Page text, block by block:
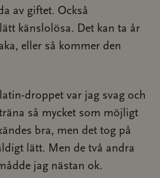
av giftet. Också
känslolösa. Det kan ta år
eller så kommer den
droppet var jag svag och
så mycket som möjligt
bra, men det tog på
lätt. Men de två andra
jag nästan ok.